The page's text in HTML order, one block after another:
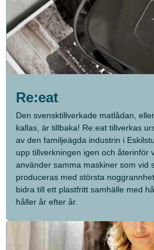
Re:eat
Den svensktillverkade matlådan,
kallas, är tillbaka! Re:eat tillverkas
av den familjeägda industrin i
upp tillverkningen igen och återinför
använder samma maskiner som vid
produceras med största
bidra till ett plastfritt samhälle med
håller år efter år.